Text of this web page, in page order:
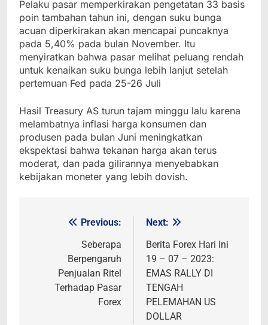
Pelaku pasar memperkirakan pengetatan 33 basis
poin tambahan tahun ini, dengan suku bunga
acuan diperkirakan akan mencapai puncaknya
pada 5,40% pada bulan November. Itu
menyiratkan bahwa pasar melihat peluang rendah
untuk kenaikan suku bunga lebih lanjut setelah
pertemuan Fed pada 25-26 Juli
Hasil Treasury AS turun tajam minggu lalu karena
melambatnya inflasi harga konsumen dan
produsen pada bulan Juni meningkatkan
ekspektasi bahwa tekanan harga akan terus
moderat, dan pada gilirannya menyebabkan
kebijakan moneter yang lebih dovish.
navigation
Previous:
Seberapa
Berpengaruh
Penjualan Ritel
Terhadap Pasar
Forex
Next:
Berita Forex Hari Ini
19 – 07 – 2023:
EMAS RALLY DI
TENGAH
PELEMAHAN US
DOLLAR